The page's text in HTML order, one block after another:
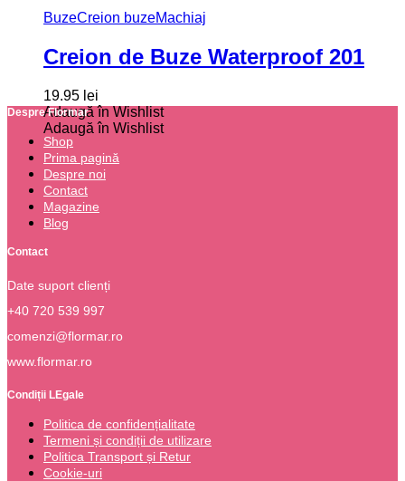
BuzeCreion buzeMachiaj
Creion de Buze Waterproof 201
19.95 lei
Adaugă în Wishlist
Adaugă în Wishlist
Despre Flormar
Shop
Prima pagină
Despre noi
Contact
Magazine
Blog
Contact
Date suport clienți
+40 720 539 997
comenzi@flormar.ro
www.flormar.ro
Condiții LEgale
Politica de confidențialitate
Termeni și condiții de utilizare
Politica Transport și Retur
Cookie-uri